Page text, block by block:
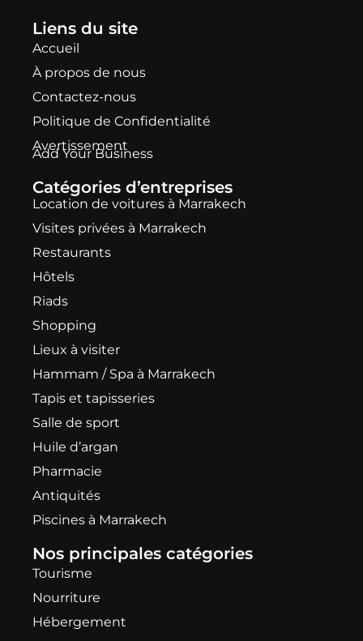
Liens du site
Accueil
À propos de nous
Contactez-nous
Politique de Confidentialité
Avertissement
Add Your Business
Catégories d’entreprises
Location de voitures à Marrakech
Visites privées à Marrakech
Restaurants
Hôtels
Riads
Shopping
Lieux à visiter
Hammam / Spa à Marrakech
Tapis et tapisseries
Salle de sport
Huile d’argan
Pharmacie
Antiquités
Piscines à Marrakech
Nos principales catégories
Tourisme
Nourriture
Hébergement